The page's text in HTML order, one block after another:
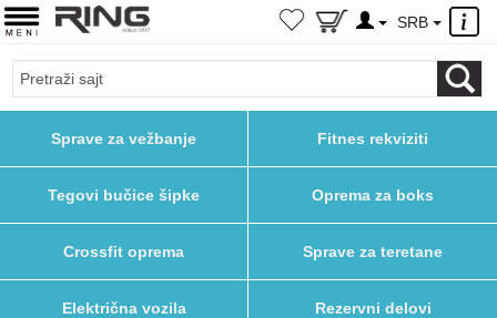
×
SRB
Sprave za vežbanje Fitnes rekviziti
Tegovi bučice šipke Oprema za boks
Crossfit oprema Sprave za teretane
Električna vozila Rezervni delovi